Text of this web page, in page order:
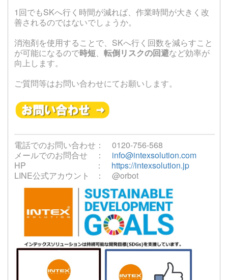
1回でもSKへ行く時間が減れば、作業時間が大きく改
善されるのではないでしょうか。
消泡剤を使用することで、SKへ行く回数を減らすこと
が可能になるので時短、 転倒リスクの回避など効率が
向上します。
ご質問等はお問い合わせにてお願いします。
電話でのお問い合わせ： 0120-756-568
メールでのお問合せ ： info@intexsolution.com
HP ： https://intexsolution.jp
LINE公式アカウント ： @orbot